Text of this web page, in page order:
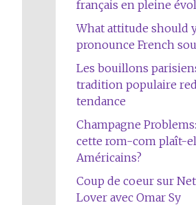
français en pleine
What attitude should
pronounce French
Les bouillons
tradition populaire
tendance
Champagne
cette rom-com plaît-
Américains?
Coup de coeur sur
Lover avec Omar Sy